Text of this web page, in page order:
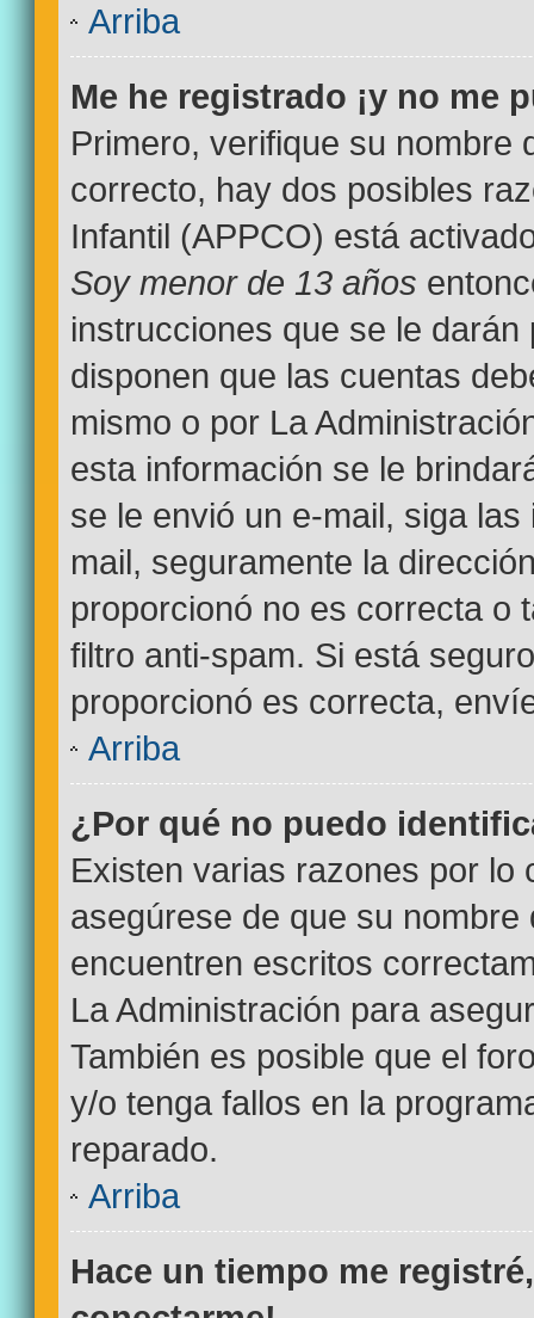
Arriba
Me he registrado ¡y no me
Primero, verifique su nombre
correcto, hay dos posibles
Infantil (APPCO) está
Soy menor de 13 años
instrucciones que se le
disponen que las cuentas
mismo o por La
esta información se le
se le envió un e-mail, siga
mail, seguramente la
proporcionó no es correcta o
filtro anti-spam. Si está
proporcionó es correcta,
Arriba
¿Por qué no puedo
Existen varias razones por lo
asegúrese de que su
encuentren escritos
La Administración para
También es posible que el
y/o tenga fallos en la
reparado.
Arriba
Hace un tiempo me